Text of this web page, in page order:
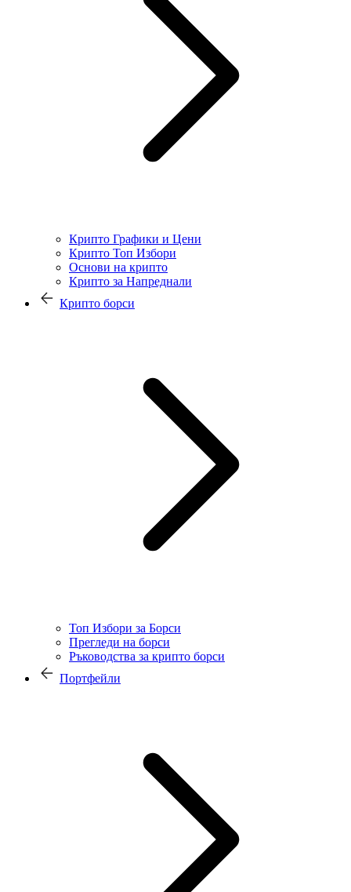
Крипто Графики и Цени
Крипто Топ Избори
Основи на крипто
Крипто за Напреднали
Крипто борси
Топ Избори за Борси
Прегледи на борси
Ръководства за крипто борси
Портфейли